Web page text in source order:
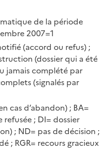
de la période
2007=1
(accord ou refus) ;
(dossier qui a été
jamais complété par
(signalés par
cas d’abandon) ; BA=
; DI= dossier
; ND= pas de décision ;
; RGR= recours gracieux